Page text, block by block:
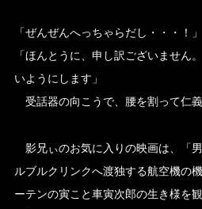
「ぜんぜんへっちゃらだし・・・！」
「ほんとうに、申し訳ございません
いようにします」
受話器の向こうで、腰を割って仁義
影兄ぃのお気に入りの映画は、「
ルブルクリンクへ渡独する航空機の
ーテンの寅こと車寅次郎の生き様を